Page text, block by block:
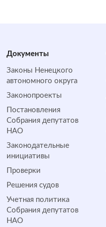
Документы
Законы Ненецкого
автономного округа
Законопроекты
Постановления
Собрания депутатов
НАО
Законодательные
инициативы
Проверки
Решения судов
Учетная политика
Собрания депутатов
НАО